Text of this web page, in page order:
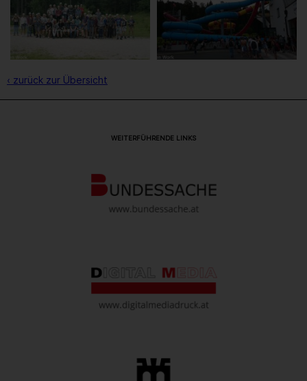
‹ zurück zur Übersicht
WEITERFÜHRENDE LINKS